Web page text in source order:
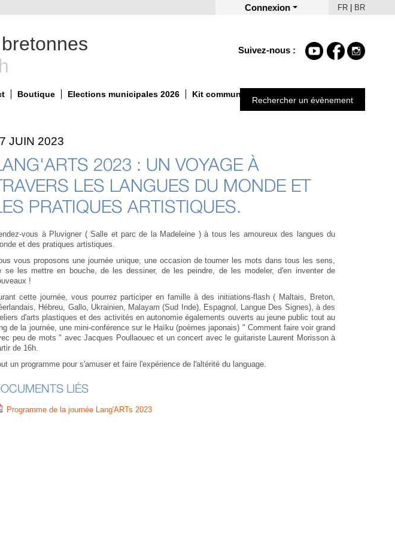
Connexion FR BR
Suivez-nous :
Boutique Elections municipales 2026 Kit communication Un Automne autrement
Rechercher un évènement
JUIN 2023
2023 : UN VOYAGE À
LES LANGUES DU MONDE ET
PRATIQUES ARTISTIQUES.
vous à Pluvigner ( Salle et parc de la Madeleine ) à tous les amoureux des langues du
et des pratiques artistiques.
vous proposons une journée unique, une occasion de tourner les mots dans tous les sens,
se les mettre en bouche, de les dessiner, de les peindre, de les modeler, d'en inventer de
!
cette journée, vous pourrez participer en famille à des initiations-flash ( Maltais, Breton,
Hébreu, Gallo, Ukrainien, Malayam (Sud Inde), Espagnol, Langue Des Signes), à des
d'arts plastiques et des activités en autonomie égalements ouverts au jeune public tout au
de la journée, une mini-conférence sur le Haïku (poèmes japonais) " Comment faire voir grand
peu de mots " avec Jacques Poullaouec et un concert avec le guitariste Laurent Morisson à
de 16h.
un programme pour s'amuser et faire l'expérience de l'altérité du language.
LIÉS
Programme de la journée Lang'ARTs 2023